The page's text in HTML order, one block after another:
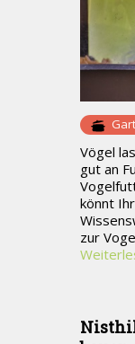
Vögel
gut an
könnt
zur